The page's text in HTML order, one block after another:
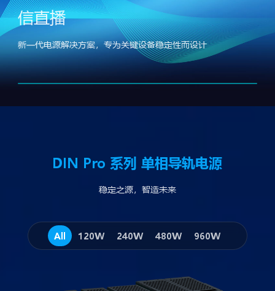
信直播
新一代电源解决方案，专为关键设备稳定性而设计
DIN Pro 系列 单相导轨电源
稳定之源，智造未来
All 120W 240W 480W 960W